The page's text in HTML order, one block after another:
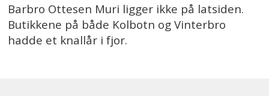
Barbro Ottesen Muri ligger ikke på latsiden.
Butikkene på både Kolbotn og Vinterbro
hadde et knallår i fjor.